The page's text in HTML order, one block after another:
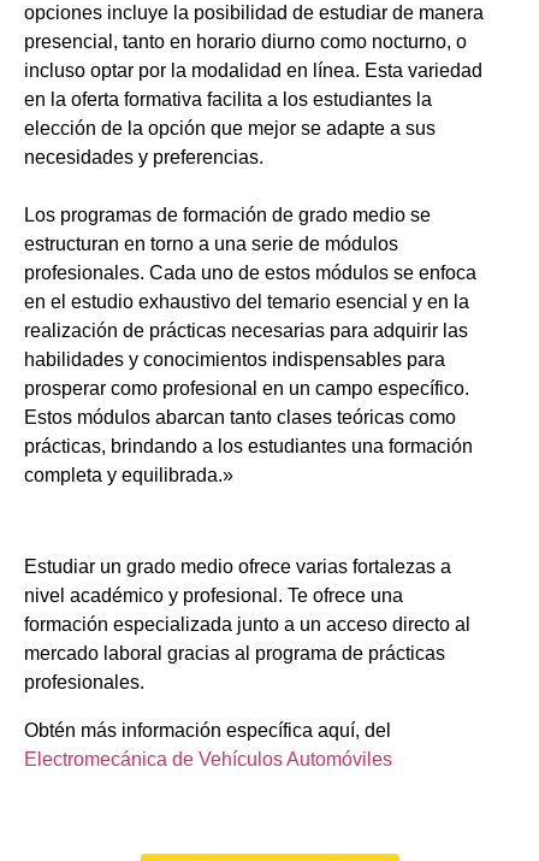
opciones incluye la posibilidad de estudiar de manera
presencial, tanto en horario diurno como nocturno, o
incluso optar por la modalidad en línea. Esta variedad
en la oferta formativa facilita a los estudiantes la
elección de la opción que mejor se adapte a sus
necesidades y preferencias.
Los programas de formación de grado medio se
estructuran en torno a una serie de módulos
profesionales. Cada uno de estos módulos se enfoca
en el estudio exhaustivo del temario esencial y en la
realización de prácticas necesarias para adquirir las
habilidades y conocimientos indispensables para
prosperar como profesional en un campo específico.
Estos módulos abarcan tanto clases teóricas como
prácticas, brindando a los estudiantes una formación
completa y equilibrada.»
Estudiar un grado medio ofrece varias fortalezas a
nivel académico y profesional. Te ofrece una
formación especializada junto a un acceso directo al
mercado laboral gracias al programa de prácticas
profesionales.
Obtén más información específica aquí, del
Electromecánica de Vehículos Automóviles